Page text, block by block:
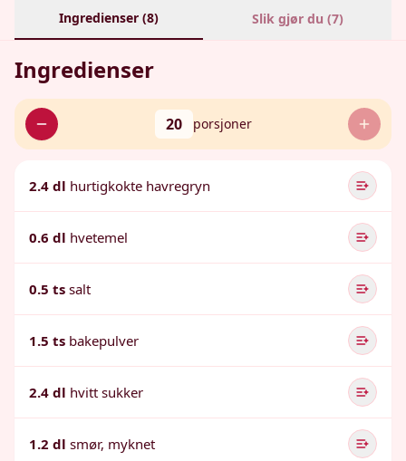
Ingredienser (8) Slik gjør du (7)
Ingredienser
20 porsjoner
2.4 dl hurtigkokte havregryn
0.6 dl hvetemel
0.5 ts salt
1.5 ts bakepulver
2.4 dl hvitt sukker
1.2 dl smør, myknet